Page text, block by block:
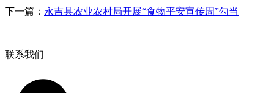
下一篇： 永吉县农业农村局开展“食物平安宣传周”勾当
联系我们